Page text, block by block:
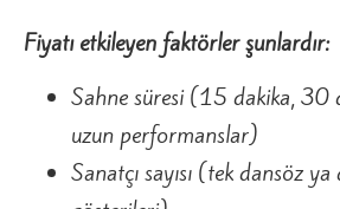
Fiyatı etkileyen faktörler şunlardır:
Sahne süresi (15 dakika, 30
uzun performanslar)
Sanatçı sayısı (tek dansöz